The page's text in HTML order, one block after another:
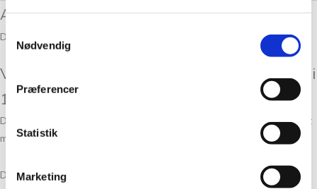
Samtykkevalg
Nødvendig
Præferencer
Statistik
Marketing
Anmeldelser
Der er endnu ikke nogle anmeldelser.
Vær den første til at anmelde “Isager Tvinni
11s – 50g”
Din e-mailadresse vil ikke blive publiceret.
Krævede felter er markeret
med*
Din bedømmelse